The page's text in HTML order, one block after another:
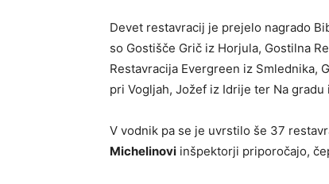
Devet restavracij je prejelo nagrado
so Gostišče Grič iz Horjula, Gostilna
Restavracija Evergreen iz Smlednika,
pri Vogljah, Jožef iz Idrije ter Na gradu
V vodnik pa se je uvrstilo še 37
Michelinovi inšpektorji priporočajo,